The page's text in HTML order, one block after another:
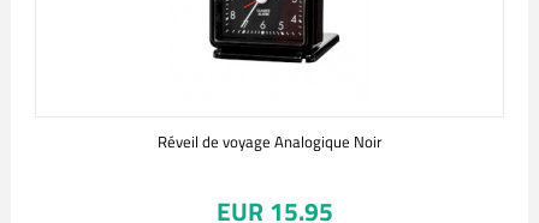
Réveil de voyage Analogique Noir
EUR 15.95